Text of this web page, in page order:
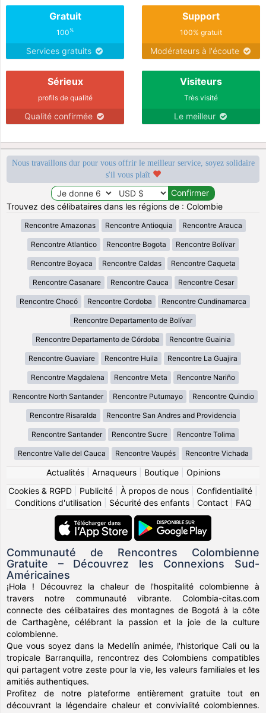
Gratuit
100%
Services gratuits
Support
100% gratuit
Modérateurs à l'écoute
Sérieux
profils de qualité
Qualité confirmée
Visiteurs
Très visité
Le meilleur
Nous travaillons dur pour vous offrir le meilleur service, soyez solidaire
s'il vous plaît
Trouvez des célibataires dans les régions de : Colombie
Rencontre Amazonas Rencontre Antioquia Rencontre Arauca
Rencontre Atlantico Rencontre Bogota Rencontre Bolívar
Rencontre Boyaca Rencontre Caldas Rencontre Caqueta
Rencontre Casanare Rencontre Cauca Rencontre Cesar
Rencontre Chocó Rencontre Cordoba Rencontre Cundinamarca
Rencontre Departamento de Bolívar
Rencontre Departamento de Córdoba Rencontre Guainia
Rencontre Guaviare Rencontre Huila Rencontre La Guajira
Rencontre Magdalena Rencontre Meta Rencontre Nariño
Rencontre North Santander Rencontre Putumayo Rencontre Quindio
Rencontre Risaralda Rencontre San Andres and Providencia
Rencontre Santander Rencontre Sucre Rencontre Tolima
Rencontre Valle del Cauca Rencontre Vaupés Rencontre Vichada
Actualités| Arnaqueurs| Boutique| Opinions
Cookies & RGPD
Publicité À propos de nous Confidentialité
Conditions d'utilisation| Sécurité des enfants| Contact| FAQ
Communauté de Rencontres Colombienne
Gratuite – Découvrez les Connexions Sud-
Américaines
¡Hola ! Découvrez la chaleur de l'hospitalité colombienne à
travers notre communauté vibrante. Colombia-citas.com
connecte des célibataires des montagnes de Bogotá à la côte
de Carthagène, célébrant la passion et la joie de la culture
colombienne.
Que vous soyez dans la Medellín animée, l'historique Cali ou la
tropicale Barranquilla, rencontrez des Colombiens compatibles
qui partagent votre zeste pour la vie, les valeurs familiales et les
amitiés authentiques.
Profitez de notre plateforme entièrement gratuite tout en
découvrant la légendaire chaleur et convivialité colombiennes.